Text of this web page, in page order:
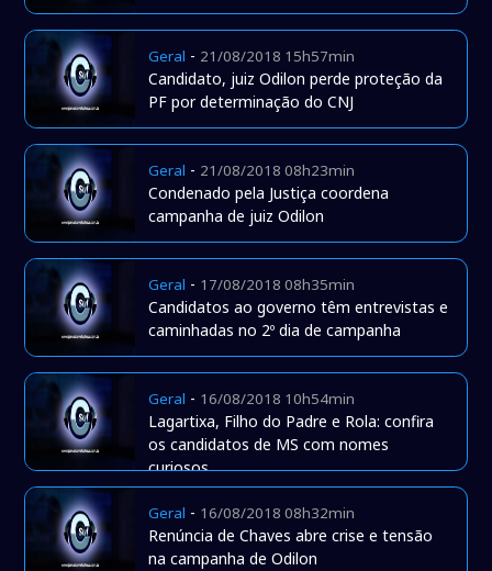
Geral - 21/08/2018 15h57min
Candidato, juiz Odilon perde proteção da
PF por determinação do CNJ
Geral - 21/08/2018 08h23min
Condenado pela Justiça coordena
campanha de juiz Odilon
Geral - 17/08/2018 08h35min
Candidatos ao governo têm entrevistas e
caminhadas no 2º dia de campanha
Geral - 16/08/2018 10h54min
Lagartixa, Filho do Padre e Rola: confira
os candidatos de MS com nomes
curiosos
Geral - 16/08/2018 08h32min
Renúncia de Chaves abre crise e tensão
na campanha de Odilon